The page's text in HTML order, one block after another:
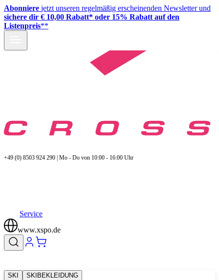
Abonniere jetzt unseren regelmäßig erscheinenden Newsletter und
sichere dir € 10,00 Rabatt* oder 15% Rabatt auf den
Listenpreis**
+49 (0) 8503 924 290 | Mo - Do von 10:00 - 16:00 Uhr
Service
www.xspo.de
SKI SKIBEKLEIDUNG